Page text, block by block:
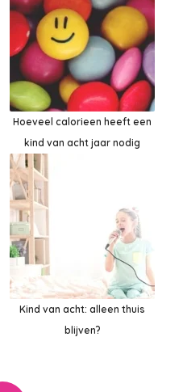
Hoeveel calorieen heeft een
kind van acht jaar nodig
Kind van acht: alleen thuis
blijven?